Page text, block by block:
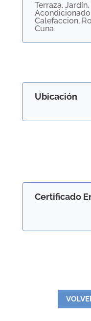
Terraza,
Calefaccion,
Cuna
Ubicación
Certificado